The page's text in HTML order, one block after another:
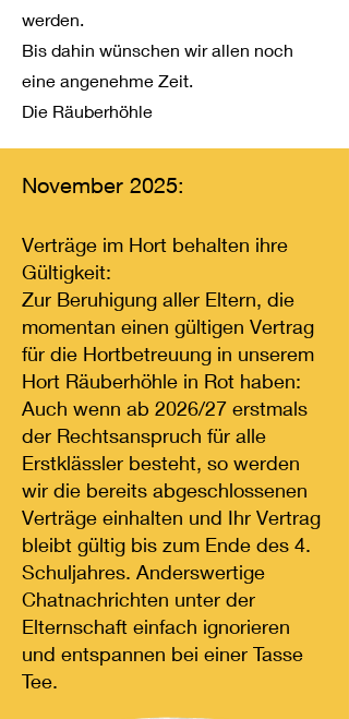
werden.
Bis dahin wünschen wir allen noch
eine angenehme Zeit.
Die Räuberhöhle
November 2025:
Verträge im Hort behalten ihre
Gültigkeit:
Zur Beruhigung aller Eltern, die
momentan einen gültigen Vertrag
für die Hortbetreuung in unserem
Hort Räuberhöhle in Rot haben:
Auch wenn ab 2026/27 erstmals
der Rechtsanspruch für alle
Erstklässler besteht, so werden
wir die bereits abgeschlossenen
Verträge einhalten und Ihr Vertrag
bleibt gültig bis zum Ende des 4.
Schuljahres. Anderswertige
Chatnachrichten unter der
Elternschaft einfach ignorieren
und entspannen bei einer Tasse
Tee.